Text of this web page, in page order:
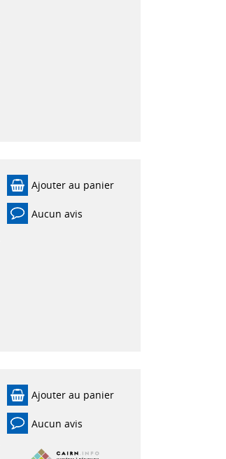
Ajouter au panier
Aucun avis
Ajouter au panier
Aucun avis